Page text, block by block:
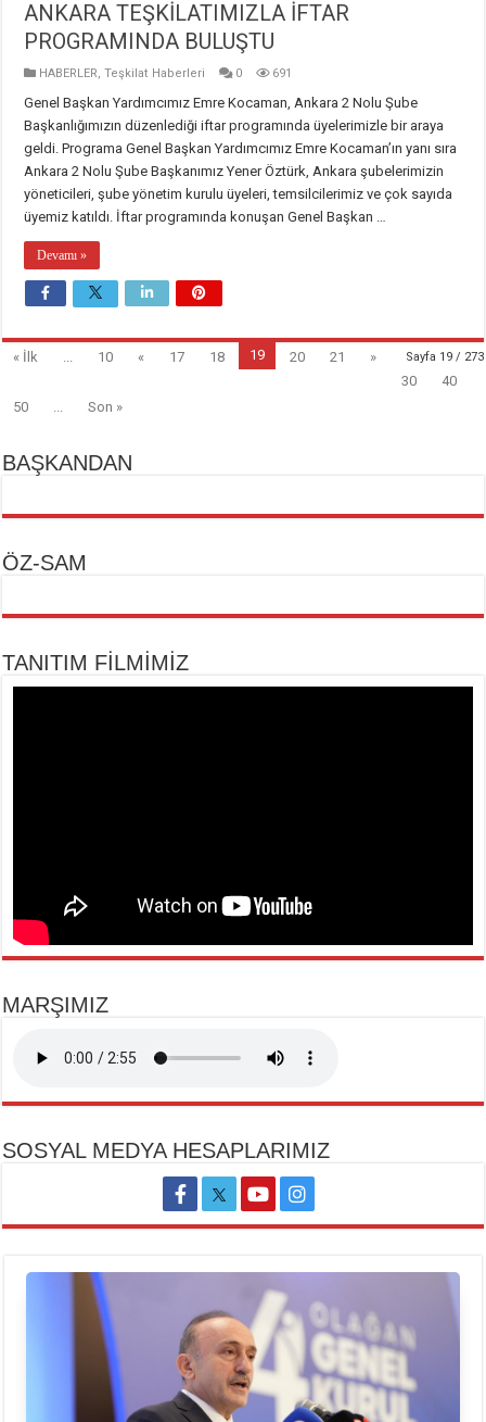
ANKARA TEŞKİLATIMIZLA İFTAR
PROGRAMINDA BULUŞTU
HABERLER,Teşkilat Haberleri 0 691
Genel Başkan Yardımcımız Emre Kocaman, Ankara 2 Nolu Şube
Başkanlığımızın düzenlediği iftar programında üyelerimizle bir araya
geldi. Programa Genel Başkan Yardımcımız Emre Kocaman’ın yanı sıra
Ankara 2 Nolu Şube Başkanımız Yener Öztürk, Ankara şubelerimizin
yöneticileri, şube yönetim kurulu üyeleri, temsilcilerimiz ve çok sayıda
üyemiz katıldı. İftar programında konuşan Genel Başkan …
Devamı »
Sayfa 19 / 273
« İlk ... 10 « 17 18 19 20 21
»
30
40
50
... Son »
BAŞKANDAN
ÖZ-SAM
TANITIM FİLMİMİZ
MARŞIMIZ
SOSYAL MEDYA HESAPLARIMIZ